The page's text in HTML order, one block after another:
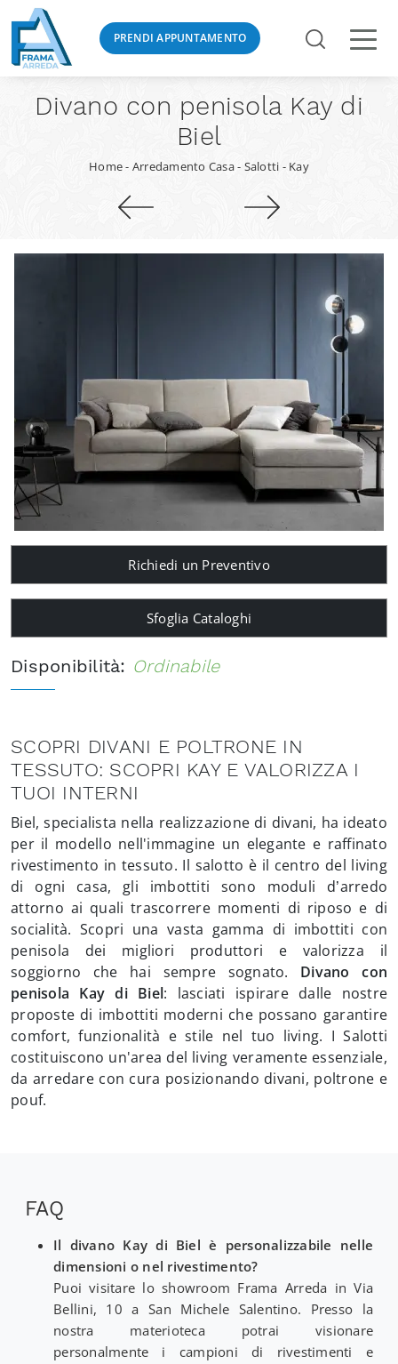
PRENDI APPUNTAMENTO
Divano con penisola Kay di
Biel
Home- Arredamento Casa- Salotti - Kay
Richiedi un Preventivo
Sfoglia Cataloghi
Disponibilità: Ordinabile
SCOPRI DIVANI E POLTRONE IN
TESSUTO: SCOPRI KAY E VALORIZZA I
TUOI INTERNI
Biel, specialista nella realizzazione di divani, ha ideato
per il modello nell'immagine un elegante e raffinato
rivestimento in tessuto. Il salotto è il centro del living
di ogni casa, gli imbottiti sono moduli d’arredo
attorno ai quali trascorrere momenti di riposo e di
socialità. Scopri una vasta gamma di imbottiti con
penisola dei migliori produttori e valorizza il
soggiorno che hai sempre sognato. Divano con
penisola Kay di Biel: lasciati ispirare dalle nostre
proposte di imbottiti moderni che possano garantire
comfort, funzionalità e stile nel tuo living. I Salotti
costituiscono un'area del living veramente essenziale,
da arredare con cura posizionando divani, poltrone e
pouf.
FAQ
Il divano Kay di Biel è personalizzabile nelle
dimensioni o nel rivestimento?
Puoi visitare lo showroom Frama Arreda in Via
Bellini, 10 a San Michele Salentino. Presso la
nostra materioteca potrai visionare
personalmente i campioni di rivestimenti e